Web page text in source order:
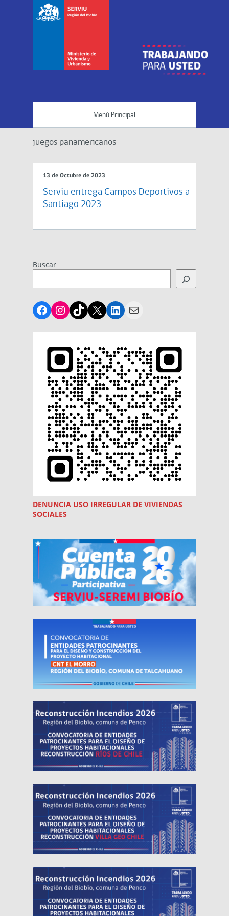
Menú Principal
juegos panamericanos
13 de Octubre de 2023
Serviu entrega Campos Deportivos a
Santiago 2023
Buscar
Facebook
Instagram
TikTok
X LinkedIn
Mail
DENUNCIA USO IRREGULAR DE VIVIENDAS
SOCIALES